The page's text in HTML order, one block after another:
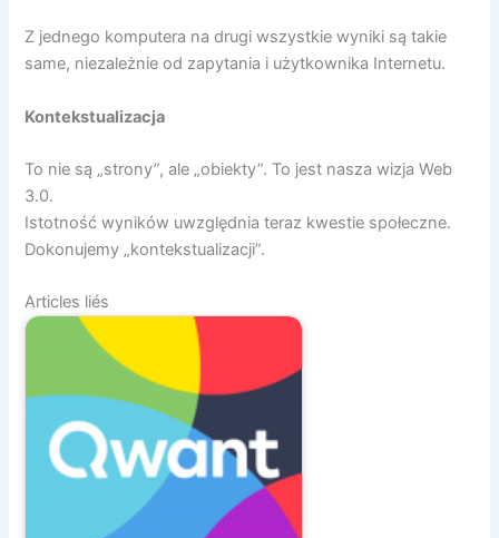
Z jednego komputera na drugi wszystkie wyniki są takie
same, niezależnie od zapytania i użytkownika Internetu.
Kontekstualizacja
To nie są „strony”, ale „obiekty”. To jest nasza wizja Web
3.0.
Istotność wyników uwzględnia teraz kwestie społeczne.
Dokonujemy „kontekstualizacji”.
Articles liés